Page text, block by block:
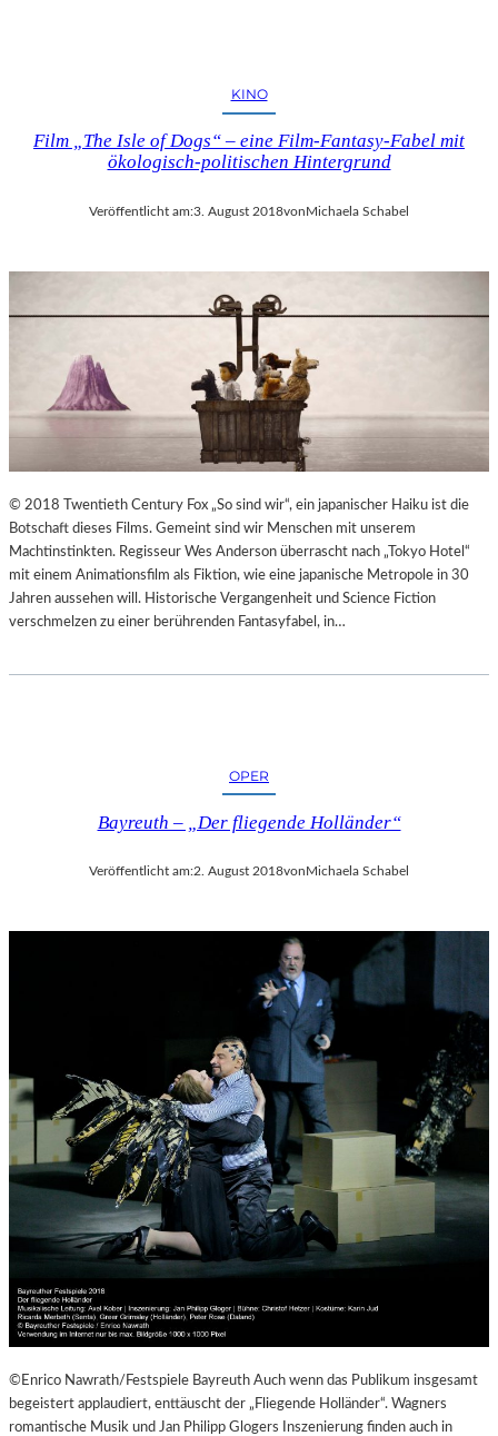
KINO
Film „The Isle of Dogs“ – eine Film-Fantasy-Fabel mit
ökologisch-politischen Hintergrund
Veröffentlicht am:3. August 2018vonMichaela Schabel
© 2018 Twentieth Century Fox „So sind wir“, ein japanischer Haiku ist die
Botschaft dieses Films. Gemeint sind wir Menschen mit unserem
Machtinstinkten. Regisseur Wes Anderson überrascht nach „Tokyo Hotel“
mit einem Animationsfilm als Fiktion, wie eine japanische Metropole in 30
Jahren aussehen will. Historische Vergangenheit und Science Fiction
verschmelzen zu einer berührenden Fantasyfabel, in…
OPER
Bayreuth – „Der fliegende Holländer“
Veröffentlicht am:2. August 2018vonMichaela Schabel
©Enrico Nawrath/Festspiele Bayreuth Auch wenn das Publikum insgesamt
begeistert applaudiert, enttäuscht der „Fliegende Holländer“. Wagners
romantische Musik und Jan Philipp Glogers Inszenierung finden auch in